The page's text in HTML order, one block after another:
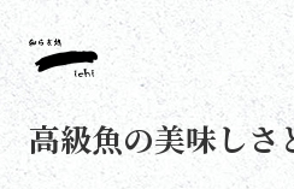
高級魚の美味しさ